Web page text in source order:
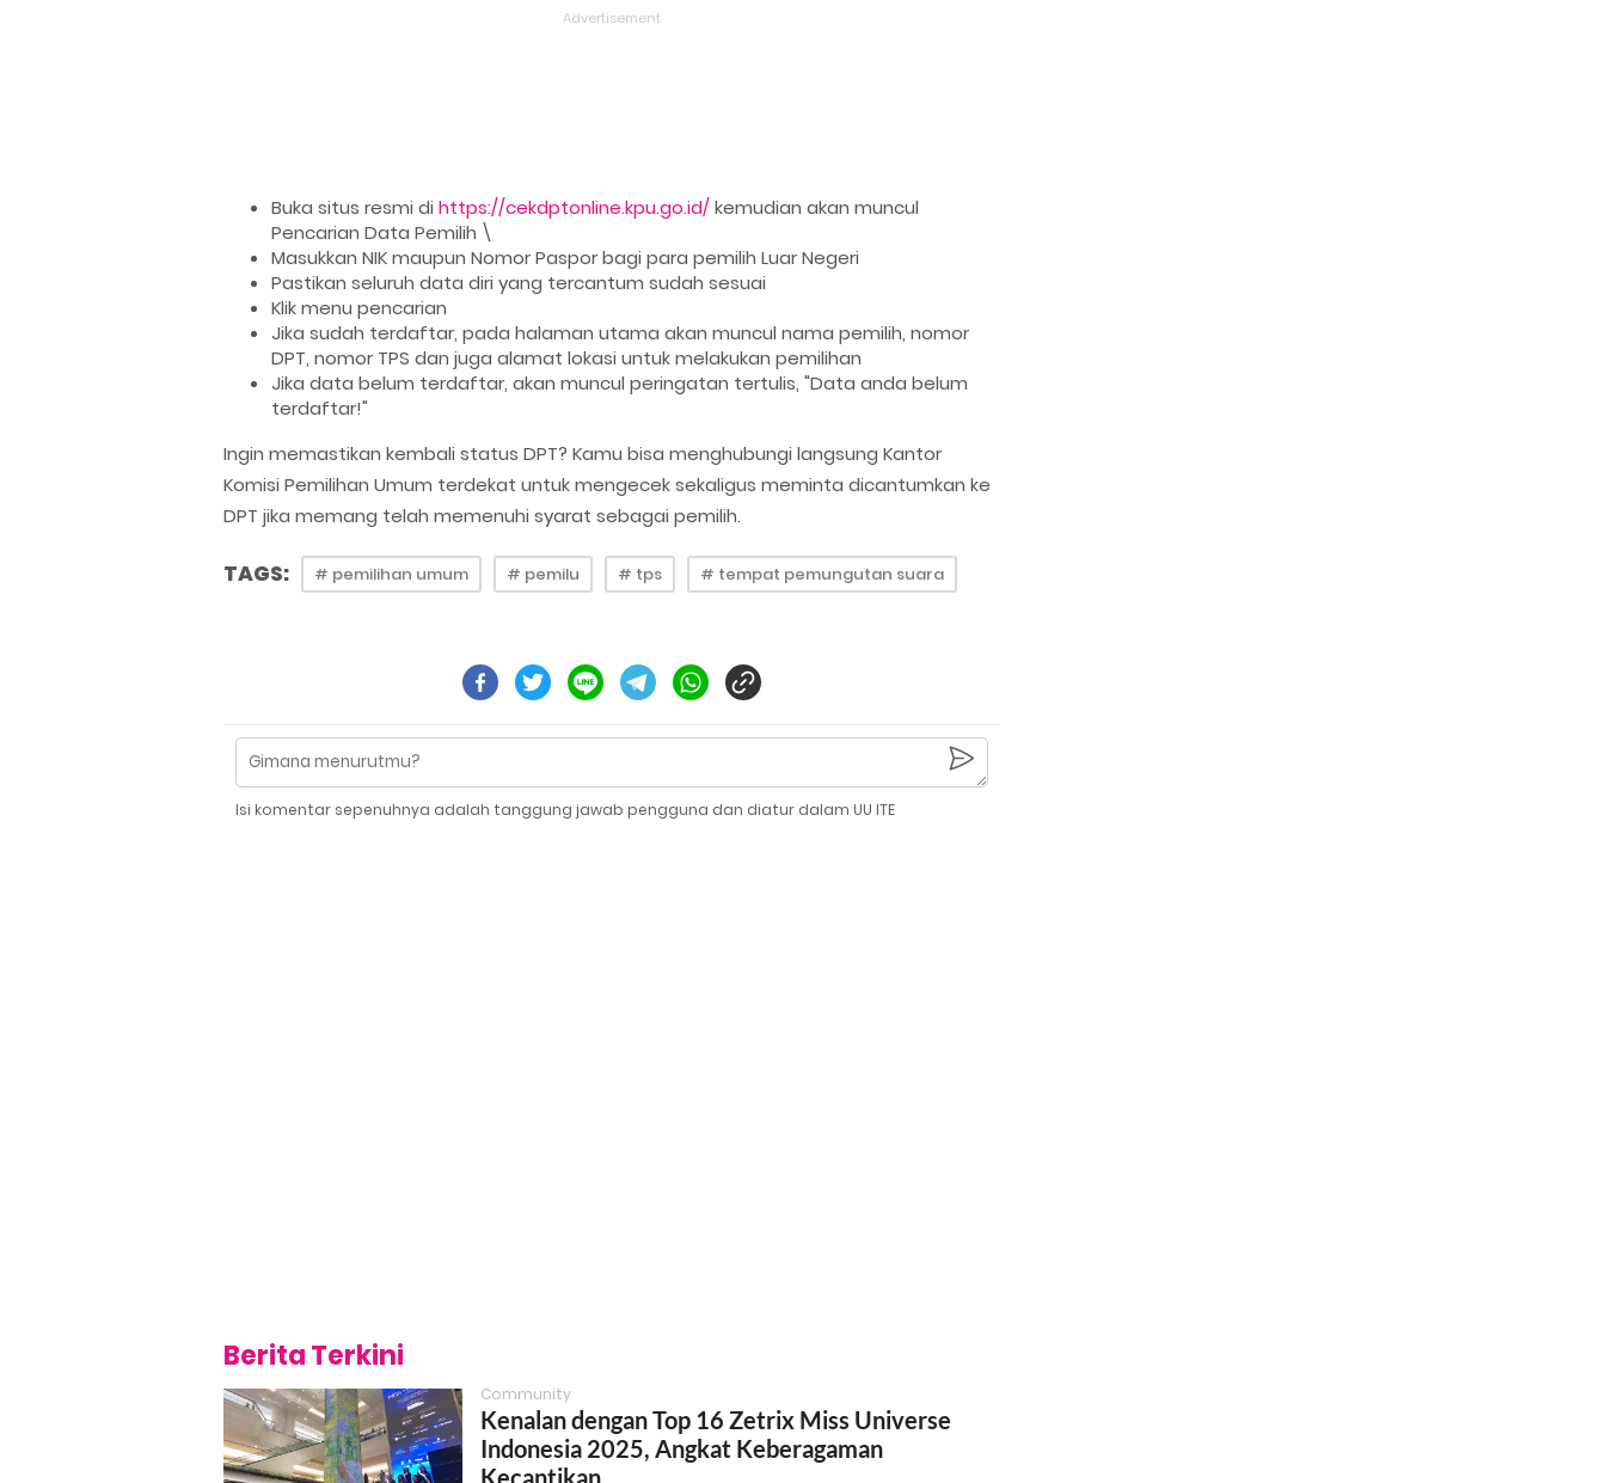
Buka situs resmi di https://cekdptonline.kpu.go.id/kemudian akan muncul
Pencarian Data Pemilih \
Masukkan NIK maupun Nomor Paspor bagi para pemilih Luar Negeri
Pastikan seluruh data diri yang tercantum sudah sesuai
Klik menu pencarian
Jika sudah terdaftar, pada halaman utama akan muncul nama pemilih, nomor
DPT, nomor TPS dan juga alamat lokasi untuk melakukan pemilihan
Jika data belum terdaftar, akan muncul peringatan tertulis, "Data anda belum
terdaftar!"
Ingin memastikan kembali status DPT? Kamu bisa menghubungi langsung Kantor
Komisi Pemilihan Umum terdekat untuk mengecek sekaligus meminta dicantumkan ke
DPT jika memang telah memenuhi syarat sebagai pemilih.
TAGS: # pemilihan umum # pemilu # tps # tempat pemungutan suara
Isi komentar sepenuhnya adalah tanggung jawab pengguna dan diatur dalam UU ITE
Berita Terkini
Community
Kenalan dengan Top 16 Zetrix Miss Universe
Indonesia 2025, Angkat Keberagaman